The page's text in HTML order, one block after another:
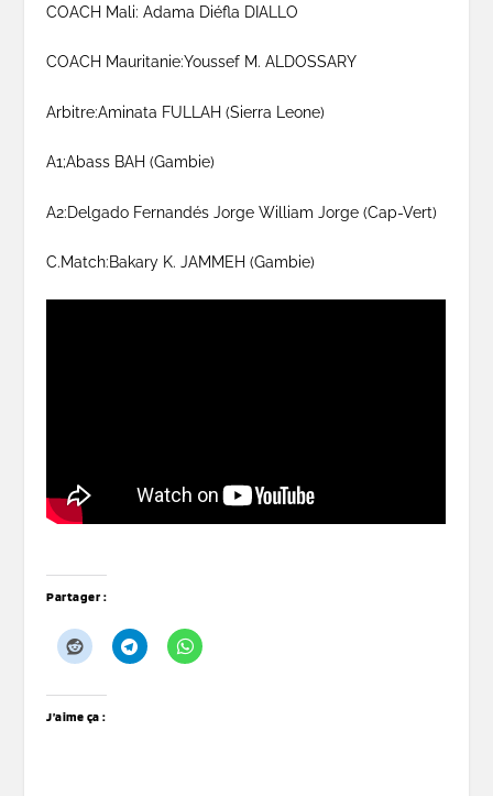
COACH Mali: Adama Diéfla DIALLO
COACH Mauritanie:Youssef M. ALDOSSARY
Arbitre:Aminata FULLAH (Sierra Leone)
A1;Abass BAH (Gambie)
A2:Delgado Fernandés Jorge William Jorge (Cap-Vert)
C.Match:Bakary K. JAMMEH (Gambie)
Partager :
J’aime ça :